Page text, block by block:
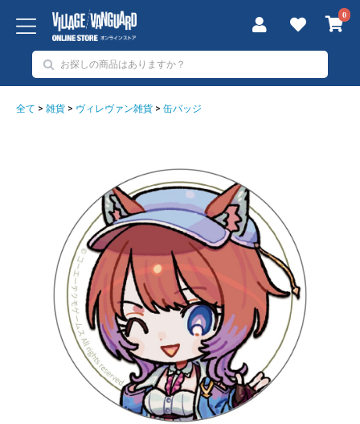
0
全て > 雑貨 > ヴィレヴァン雑貨 > 缶バッジ